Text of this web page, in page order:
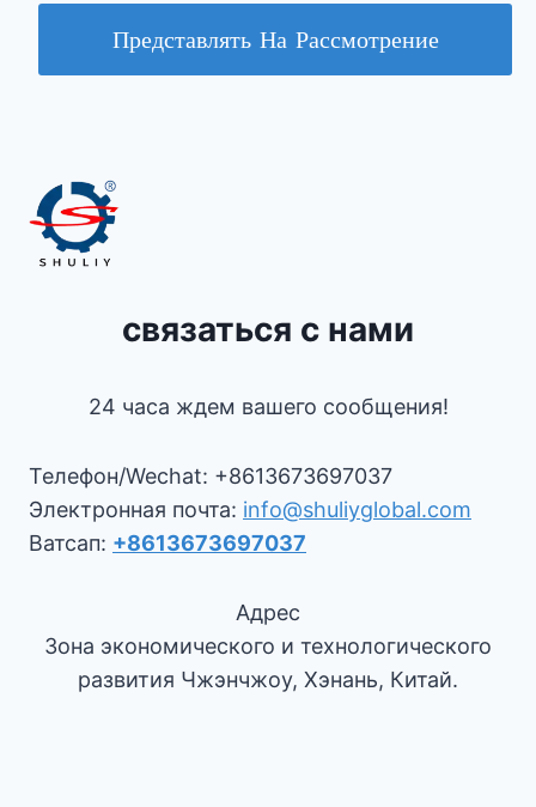
Представлять На Рассмотрение
связаться с нами
24 часа ждем вашего сообщения!
Телефон/Wechat: +8613673697037
Электронная почта: info@shuliyglobal.com
Ватсап: +8613673697037
Адрес
Зона экономического и технологического
развития Чжэнчжоу, Хэнань, Китай.